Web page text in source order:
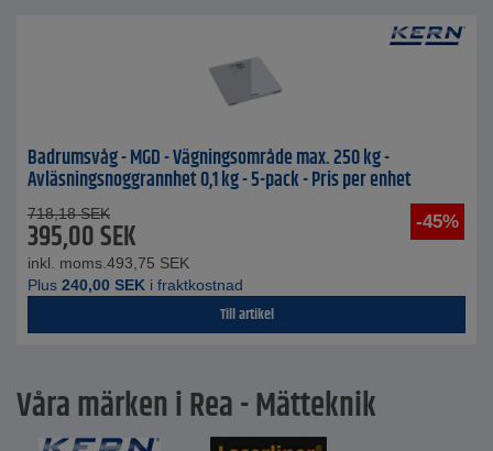
Badrumsvåg - MGD - Vägningsområde max. 250 kg -
Avläsningsnoggrannhet 0,1 kg - 5-pack - Pris per enhet
-45%
718,18 SEK
395,00SEK
inkl. moms. 493,75 SEK
Plus 240,00 SEK i fraktkostnad
Till artikel
Våra märken i Rea - Mätteknik